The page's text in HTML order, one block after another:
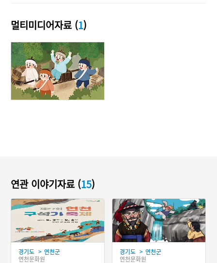
멀티미디어자료 (1)
연관 이야기자료 (15)
경기도 > 연천군
연천문화원
경기도 > 연천군
연천문화원